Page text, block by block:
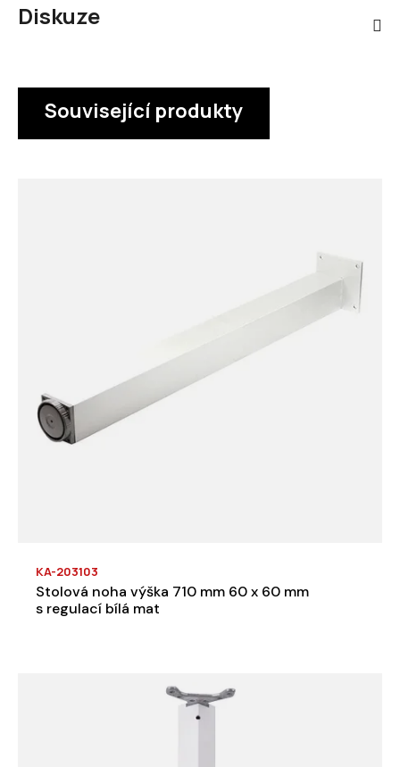
Diskuze
Související produkty
KA-203103
Stolová noha výška 710 mm 60 x 60 mm
s regulací bílá mat